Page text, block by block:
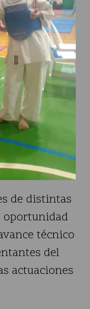
de distintas
oportunidad
técnico
del
actuaciones